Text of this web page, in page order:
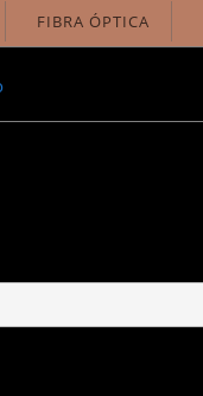
FIBRA ÓPTICA